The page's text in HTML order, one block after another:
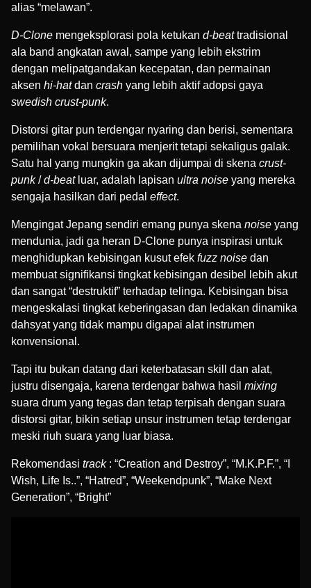
alias “melawan”.
D-Clone mengeksplorasi pola ketukan d-beattradisional
ala band angkatan awal, sampe yang lebih ekstrim
dengan melipatgandakan kecepatan, dan permainan
aksen hi-hatdan crash yang lebih aktif adopsi gaya
swedish crust-punk.
Distorsi gitar pun terdengar nyaring dan berisi, sementara
pemilihan vokal bersuara menjerit tetapi sekaligus galak.
Satu hal yang mungkin ga akan dijumpai di skena crust-
punk/d-beat luar, adalah lapisan ultra noise yang mereka
sengaja hasilkan dari pedal effect.
Mengingat Jepang sendiri emang punya skena noise yang
mendunia, jadi ga heran D-Clone punya inspirasi untuk
menghidupkan kebisingan kusut efek fuzz noise dan
membuat signifikansi tingkat kebisingan desibel lebih akut
dan sangat “destruktif” terhadap telinga. Kebisingan bisa
mengeskalasi tingkat keberingasan dan ledakan dinamika
dahsyat yang tidak mampu digapai alat instrumen
konvensional.
Tapi itu bukan datang dari keterbatasan skill dan alat,
justru disengaja, karena terdengar bahwa hasil mixing
suara drum yang tegas dan tetap terpisah dengan suara
distorsi gitar, bikin setiap unsur instrumen tetap terdengar
meski riuh suara yang luar biasa.
Rekomendasi track : “Creation and Destroy”, “M.K.P.F.”, “I
Wish, Life Is..”, “Hatred”, “Weekendpunk”, “Make Next
Generation”, “Bright”